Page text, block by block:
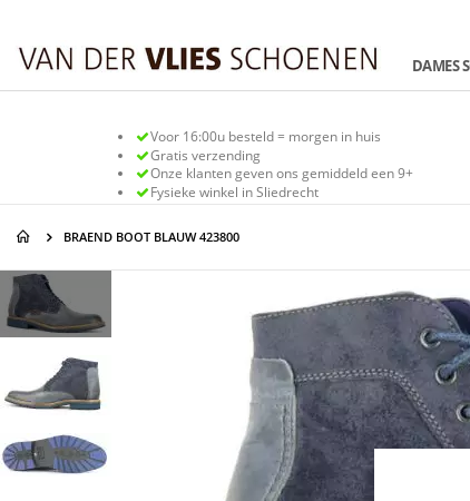
de
inhoud
DAMES
Voor 16:00u besteld = morgen in huis
Gratis verzending
Onze klanten geven ons gemiddeld een 9+
Fysieke winkel in Sliedrecht
BRAEND BOOT BLAUW 423800
Ga
naar
het
einde
afbeeldingen-
gallerij
Ga
naar
het
begin
afbeeldingen-
gallerij